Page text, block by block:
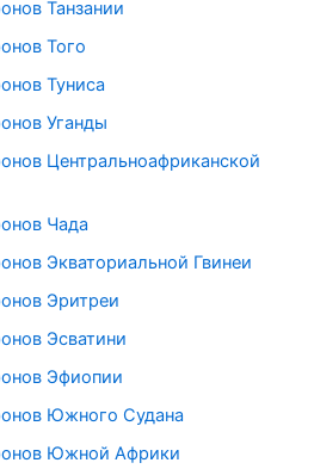
Танзании
Того
Туниса
Уганды
Центральноафриканской
Чада
Экваториальной Гвинеи
Эритреи
Эсватини
Эфиопии
Южного Судана
Южной Африки